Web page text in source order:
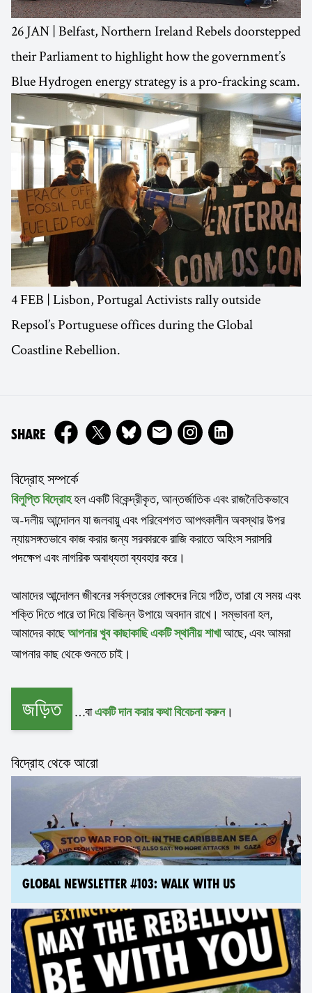
26 JAN | Belfast, Northern Ireland Rebels doorstepped
their Parliament to highlight how the government’s
Blue Hydrogen energy strategy is a pro-fracking scam.
4 FEB | Lisbon, Portugal Activists rally outside
Repsol’s Portuguese offices during the Global
Coastline Rebellion.
SHAREON
বিদ্রোহ সম্পর্কে
বিলুপ্তি বিদ্রোহহল একটি বিকেন্দ্রীকৃত, আন্তর্জাতিক এবং রাজনৈতিকভাবে
অ-দলীয় আন্দোলন যা জলবায়ু এবং পরিবেশগত আপৎকালীন অবস্থার উপর
ন্যায়সঙ্গতভাবে কাজ করার জন্য সরকারকে রাজি করাতে অহিংস সরাসরি
পদক্ষেপ এবং নাগরিক অবাধ্যতা ব্যবহার করে।
আমাদের আন্দোলন জীবনের সর্বস্তরের লোকদের নিয়ে গঠিত, তারা যে সময় এবং
শক্তি দিতে পারে তা দিয়ে বিভিন্ন উপায়ে অবদান রাখে। সম্ভাবনা হল,
আমাদের কাছেআপনার খুব কাছাকাছি একটি স্থানীয় শাখাআছে, এবং আমরা
আপনার কাছ থেকে শুনতে চাই।
জড়িত …বাএকটি দান করার কথা বিবেচনা করুন।
বিদ্রোহ থেকে আরো
GLOBAL NEWSLETTER #103: WALK WITH US